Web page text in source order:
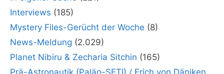
Interviews (185)
Mystery Files-Gerücht der Woche (8)
News-Meldung (2.029)
Planet Nibiru & Zecharia Sitchin (165)
Prä-Astronautik (Paläo-SETI) / Erich von Däniken